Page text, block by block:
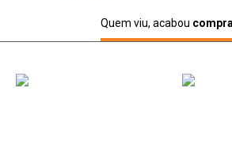
Quem viu, acabou